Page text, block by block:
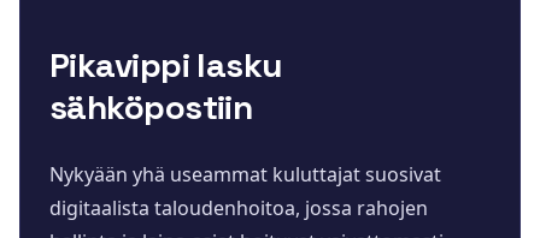
Pikavippi lasku
sähköpostiin
Nykyään yhä useammat kuluttajat suosivat
digitaalista taloudenhoitoa, jossa rahojen